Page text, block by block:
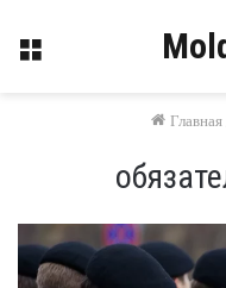
Меню
Главная